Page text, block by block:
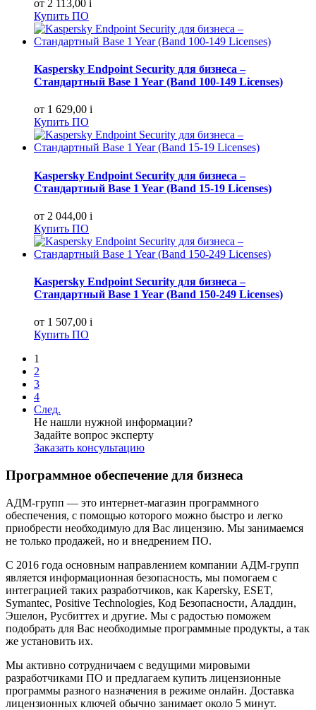
от 2 113,00 i
Купить ПО
Kaspersky Endpoint Security для бизнеса –
Стандартный Base 1 Year (Band 100-149 Licenses)
от 1 629,00 i
Купить ПО
Kaspersky Endpoint Security для бизнеса –
Стандартный Base 1 Year (Band 15-19 Licenses)
от 2 044,00 i
Купить ПО
Kaspersky Endpoint Security для бизнеса –
Стандартный Base 1 Year (Band 150-249 Licenses)
от 1 507,00 i
Купить ПО
1
2
3
4
След.
Не нашли нужной информации?
Задайте вопрос эксперту
Заказать консультацию
Программное обеспечение для бизнеса
АДМ-групп — это интернет-магазин программного
обеспечения, с помощью которого можно быстро и легко
приобрести необходимую для Вас лицензию. Мы занимаемся
не только продажей, но и внедрением ПО.
С 2016 года основным направлением компании АДМ-групп
является информационная безопасность, мы помогаем с
интеграцией таких разработчиков, как Kapersky, ESET,
Symantec, Positive Technologies, Код Безопасности, Аладдин,
Эшелон, Русбиттех и другие. Мы с радостью поможем
подобрать для Вас необходимые программные продукты, а так
же установить их.
Мы активно сотрудничаем с ведущими мировыми
разработчиками ПО и предлагаем купить лицензионные
программы разного назначения в режиме онлайн. Доставка
лицензионных ключей обычно занимает около 5 минут.